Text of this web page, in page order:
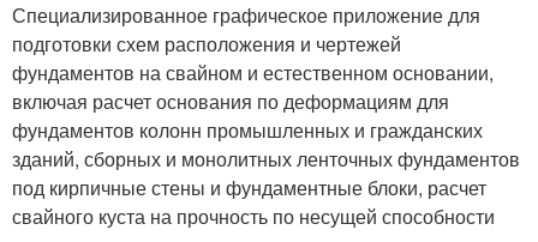
Специализированное графическое приложение для
подготовки схем расположения и чертежей
фундаментов на свайном и естественном основании,
включая расчет основания по деформациям для
фундаментов колонн промышленных и гражданских
зданий, сборных и монолитных ленточных фундаментов
под кирпичные стены и фундаментные блоки, расчет
свайного куста на прочность по несущей способности